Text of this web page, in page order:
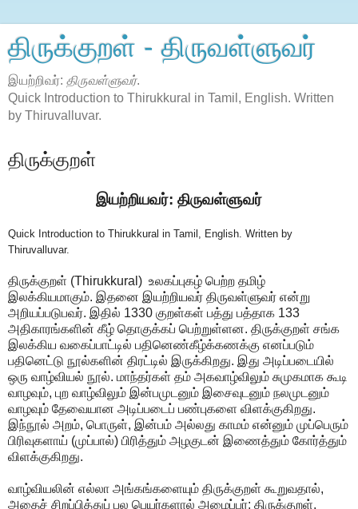
திருக்குறள் - திருவள்ளுவர்
இயற்றிவர்: திருவள்ளுவர்.
Quick Introduction to Thirukkural in Tamil, English. Written
by Thiruvalluvar.
திருக்குறள்
இயற்றியவர்: திருவள்ளுவர்
Quick Introduction to Thirukkural in Tamil, English. Written by
Thiruvalluvar.
திருக்குறள் (Thirukkural) உலகப்புகழ் பெற்ற தமிழ்
இலக்கியமாகும். இதனை இயற்றியவர் திருவள்ளுவர் என்று
அறியப்படுபவர். இதில் 1330 குறள்கள் பத்து பத்தாக 133
அதிகாரங்களின் கீழ் தொகுக்கப் பெற்றுள்ளன. திருக்குறள் சங்க
இலக்கிய வகைப்பாட்டில் பதினெண்கீழ்க்கணக்கு எனப்படும்
பதினெட்டு நூல்களின் திரட்டில் இருக்கிறது. இது அடிப்படையில்
ஒரு வாழ்வியல் நூல். மாந்தர்கள் தம் அகவாழ்விலும் சுமுகமாக கூடி
வாழவும், புற வாழ்விலும் இன்பமுடனும் இசைவுடனும் நலமுடனும்
வாழவும் தேவையான அடிப்படைப் பண்புகளை விளக்குகிறது.
இந்நூல் அறம், பொருள், இன்பம் அல்லது காமம் என்னும் முப்பெரும்
பிரிவுகளாய் (முப்பால்) பிரித்தும் அழகுடன் இணைத்தும் கோர்த்தும்
விளக்குகிறது.
வாழ்வியலின் எல்லா அங்கங்களையும் திருக்குறள் கூறுவதால்,
அதைச் சிறப்பித்துப் பல பெயர்களால் அழைப்பர்: திருக்குறள்,